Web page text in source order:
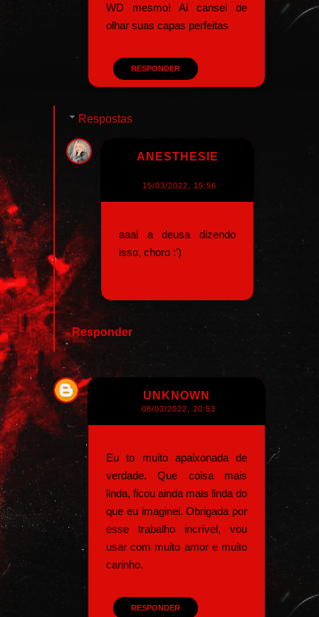
WD mesmo! Ai cansei de
olhar suas capas perfeitas
RESPONDER
Respostas
ANESTHESIE
15/03/2022, 15:56
aaai a deusa dizendo
isso, choro :')
Responder
UNKNOWN
08/03/2022, 20:53
Eu to muito apaixonada de
verdade. Que coisa mais
linda, ficou ainda mais linda do
que eu imaginei. Obrigada por
esse trabalho incrível, vou
usar com muito amor e muito
carinho.
RESPONDER